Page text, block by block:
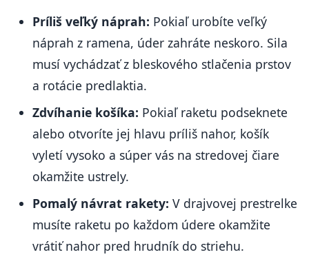
Príliš veľký náprah: Pokiaľ urobíte veľký
náprah z ramena, úder zahráte neskoro. Sila
musí vychádzať z bleskového stlačenia prstov
a rotácie predlaktia.
Zdvíhanie košíka: Pokiaľ raketu podseknete
alebo otvoríte jej hlavu príliš nahor, košík
vyletí vysoko a súper vás na stredovej čiare
okamžite ustrely.
Pomalý návrat rakety: V drajvovej prestrelke
musíte raketu po každom údere okamžite
vrátiť nahor pred hrudník do striehu.